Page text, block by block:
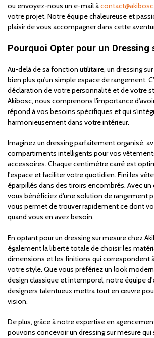
ou envoyez-nous un e-mail à
votre projet. Notre équipe chaleureuse et
plaisir de vous accompagner dans cette
Pourquoi Opter pour un Dressing
Au-delà de sa fonction utilitaire, un dressing
bien plus qu'un simple espace de rangement.
déclaration de votre personnalité et de votre
Akibosc, nous comprenons l'importance
répond à vos besoins spécifiques et qui
harmonieusement dans votre intérieur.
Imaginez un dressing parfaitement organisé,
compartiments intelligents pour vos
accessoires. Chaque centimètre carré est
l'espace et faciliter votre quotidien. Fini les
éparpillés dans des tiroirs encombrés. Avec un
vous bénéficiez d'une solution de rangement
vous permet de trouver rapidement ce dont
quand vous en avez besoin.
En optant pour un dressing sur mesure chez
également la liberté totale de choisir les
dimensions et les finitions qui correspondent
votre style. Que vous préfériez un look
design classique et intemporel, notre équipe
designers talentueux mettra tout en œuvre
vision.
De plus, grâce à notre expertise en
pouvons concevoir un dressing sur mesure qui